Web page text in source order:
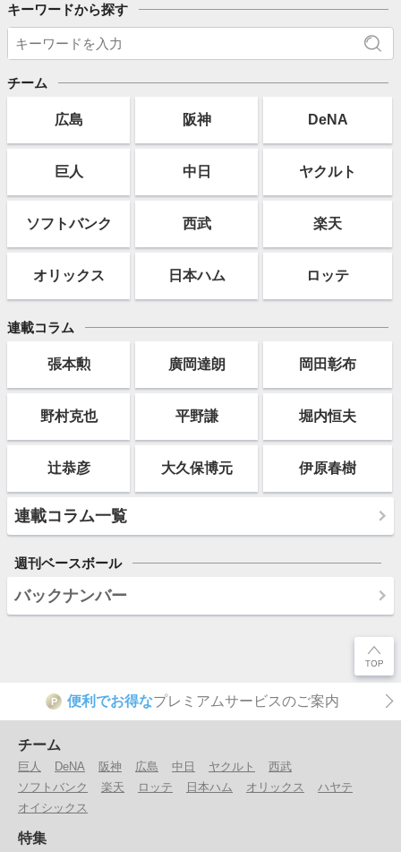
キーワードから探す
チーム
広島 阪神 DeNA
巨人 中日 ヤクルト
ソフトバンク 西武 楽天
オリックス 日本ハム ロッテ
連載コラム
張本勲 廣岡達朗 岡田彰布
野村克也 平野謙 堀内恒夫
辻恭彦 大久保博元 伊原春樹
連載コラム一覧
週刊ベースボール
バックナンバー
P 便利でお得なプレミアムサービスのご案内
チーム
巨人 DeNA 阪神 広島 中日 ヤクルト
西武
ソフトバンク
楽天 ロッテ 日本ハム オリックス
ハヤテ
オイシックス
特集